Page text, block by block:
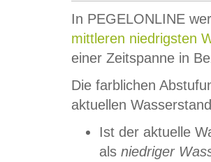
In PEGELONLINE
mittleren niedrigsten
einer Zeitspanne in
Die farblichen
aktuellen
Ist der aktuelle
als niedriger